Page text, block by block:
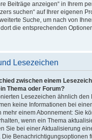
Beiträge anzeigen“ in Ihrem
suchen“ auf Ihrer eigenen
Suche, um nach von
die entsprechenden
Lesezeichen
zwischen einem
Thema oder Forum?
Lesezeichen ähnlich
keine Informationen bei
einem Abonnement: Sie
wenn ein Thema
Sie bei einer Aktualisierung
Die Benachrichtigungsoptionen